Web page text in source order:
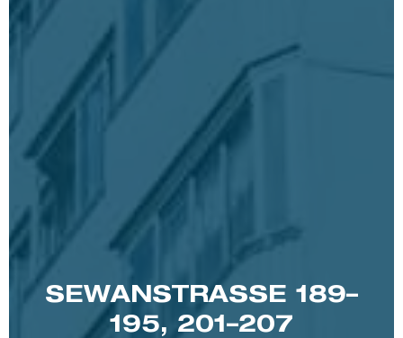
SEWANSTRASSE 189–1
95, 201–207